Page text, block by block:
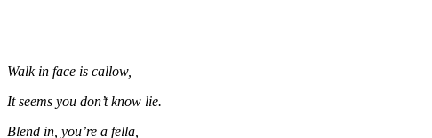
Walk in face is callow,
It seems you don’t know lie.
Blend in, you’re a fella,